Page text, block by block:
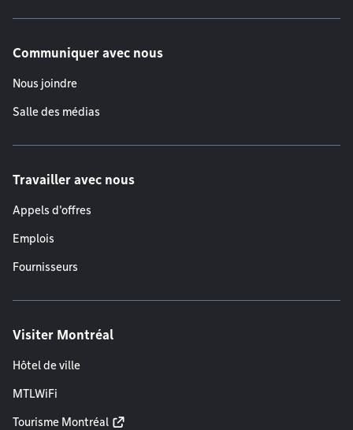
Communiquer avec nous
Nous joindre
Salle des médias
Travailler avec nous
Appels d'offres
Emplois
Fournisseurs
Visiter Montréal
Hôtel de ville
MTLWiFi
Tourisme Montréal